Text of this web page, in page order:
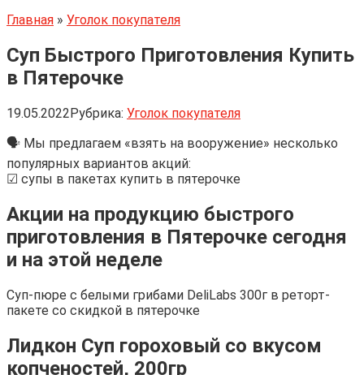
Главная » Уголок покупателя
Суп Быстрого Приготовления Купить
в Пятерочке
19.05.2022Рубрика: Уголок покупателя
🗣 Мы предлагаем «взять на вооружение» несколько
популярных вариантов акций:
☑ супы в пакетах купить в пятерочке
Акции на продукцию быстрого
приготовления в Пятерочке сегодня
и на этой неделе
Суп-пюре с белыми грибами DeliLabs 300г в реторт-
пакете со скидкой в пятерочке
Лидкон Суп гороховый со вкусом
копченостей, 200гр